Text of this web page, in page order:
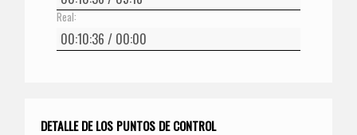
Real:
DETALLE DE LOS PUNTOS DE CONTROL